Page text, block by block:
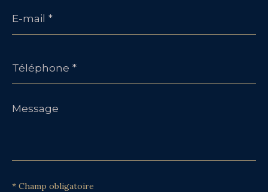
mail
*
*
Message
*
* Champ obligatoire